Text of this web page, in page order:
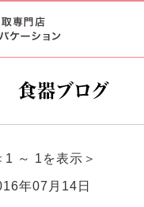
食器ブログ
1 ～ 1を表示＞
年07月14日